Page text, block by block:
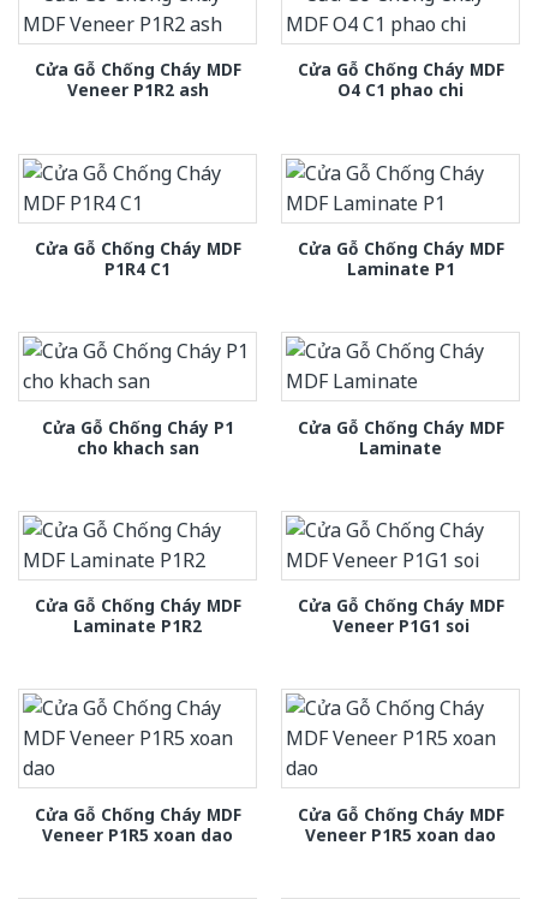
Cửa Gỗ Chống Cháy MDF
Veneer P1R2 ash
Cửa Gỗ Chống Cháy MDF
O4 C1 phao chi
Cửa Gỗ Chống Cháy MDF
P1R4 C1
Cửa Gỗ Chống Cháy MDF
Laminate P1
Cửa Gỗ Chống Cháy P1
cho khach san
Cửa Gỗ Chống Cháy MDF
Laminate
Cửa Gỗ Chống Cháy MDF
Laminate P1R2
Cửa Gỗ Chống Cháy MDF
Veneer P1G1 soi
Cửa Gỗ Chống Cháy MDF
Veneer P1R5 xoan dao
Cửa Gỗ Chống Cháy MDF
Veneer P1R5 xoan dao